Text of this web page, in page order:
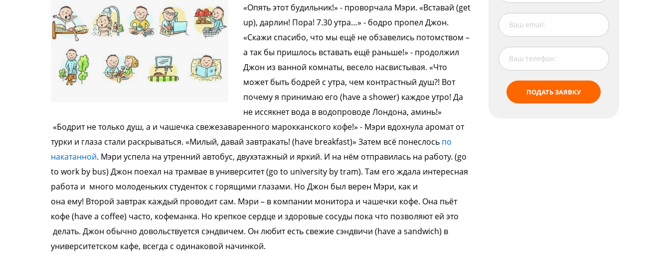
ПОДАТЬ ЗАЯВКУ
«Опять этот будильник!» - проворчала Мэри. «Вставай (get
up), дарлин! Пора! 7.30утра…» - бодро пропел Джон.
«Скажи спасибо, что мы ещё не обзавелись потомством –
а так бы пришлось вставать ещё раньше!» - продолжил
Джон из ванной комнаты, весело насвистывая. «Что
может быть бодрей с утра, чем контрастный душ?! Вот
почему я принимаю его (have a shower) каждое утро! Да
не иссякнет вода в водопроводе Лондона, аминь!»
«Бодрит не только душ, а и чашечка свежезаваренного марокканского кофе!» - Мэри вдохнула аромат от
турки и глаза стали раскрываться. «Милый, давай завтракать! (have breakfast)» Затем всё понеслось по
накатанной. Мэри успела на утренний автобус, двухэтажный и яркий. И на нём отправилась на работу. (go
to work by bus) Джон поехал на трамвае вуниверситет (go to university by tram). Там его ждала интересная
работа и много молоденьких студенток с горящими глазами. Но Джон был верен Мэри, как и
она ему! Второй завтрак каждый проводит сам. Мэри – в компании монитора и чашечки кофе. Она пьёт
кофе (have a coffee) часто, кофеманка. Но крепкое сердце и здоровые сосуды пока что позволяют ей это
делать. Джон обычно довольствуется сэндвичем. Он любит есть свежие сэндвичи (have a sandwich) в
университетском кафе, всегда с одинаковой начинкой.